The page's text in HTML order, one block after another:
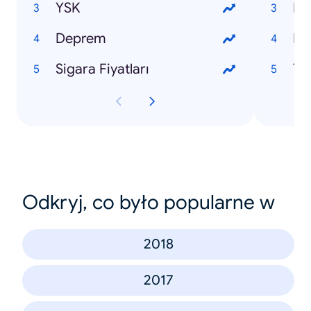
YSK
Deprem
Sigara Fiyatları
Odkryj, co było popularne w
2018
2017